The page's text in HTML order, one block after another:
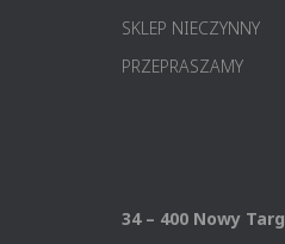
SKLEP NIECZYNNY
PRZEPRASZAMY
34 – 400 Nowy Targ